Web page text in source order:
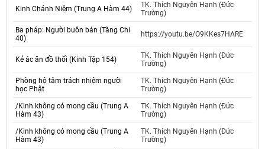
Kinh Chánh Niệm (Trung A Hàm 44)
TK. Thích Nguyên Hạnh (Đức
Trường)
Ba pháp: Người buôn bán (Tăng Chi
40)
https://youtu.be/O9KKes7HARE
Kẻ ác ăn đồ thối (Kinh Tập 154)
TK. Thích Nguyên Hạnh (Đức
Trường)
Phòng hộ tâm trách nhiệm người
học Phật
TK. Thích Nguyên Hạnh (Đức
Trường)
/Kinh không có mong cầu (Trung A
Hàm 43)
TK. Thích Nguyên Hạnh (Đức
Trường)
/Kinh không có mong cầu (Trung A
Hàm 43)
TK. Thích Nguyên Hạnh (Đức
Trường)